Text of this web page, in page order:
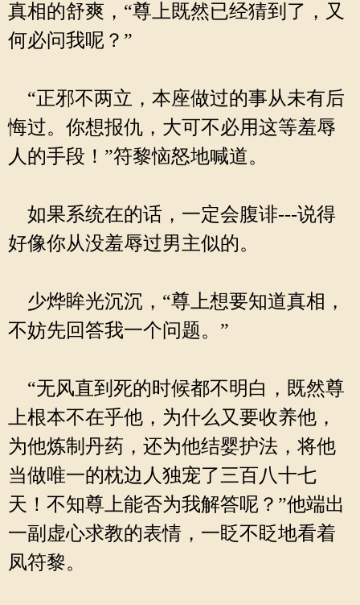
真相的舒爽，“尊上既然已经猜到了，又
何必问我呢？”
“正邪不两立，本座做过的事从未有后
悔过。你想报仇，大可不必用这等羞辱
人的手段！”符黎恼怒地喊道。
如果系统在的话，一定会腹诽---说得
好像你从没羞辱过男主似的。
少烨眸光沉沉，“尊上想要知道真相，
不妨先回答我一个问题。”
“无风直到死的时候都不明白，既然尊
上根本不在乎他，为什么又要收养他，
为他炼制丹药，还为他结婴护法，将他
当做唯一的枕边人独宠了三百八十七
天！不知尊上能否为我解答呢？”他端出
一副虚心求教的表情，一眨不眨地看着
凤符黎。